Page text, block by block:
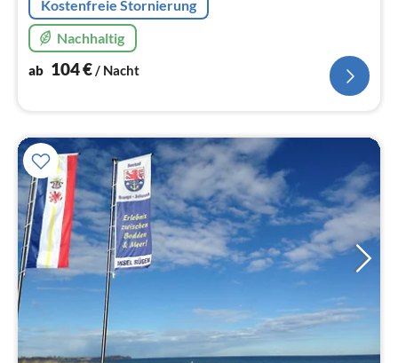
Kostenfreie Stornierung
Nachhaltig
ab 104€/ Nacht